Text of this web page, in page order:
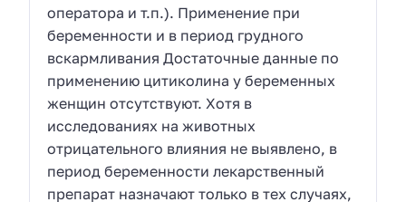
оператора и т.п.). Применение при
беременности и в период грудного
вскармливания Достаточные данные по
применению цитиколина у беременных
женщин отсутствуют. Хотя в
исследованиях на животных
отрицательного влияния не выявлено, в
период беременности лекарственный
препарат назначают только в тех случаях,